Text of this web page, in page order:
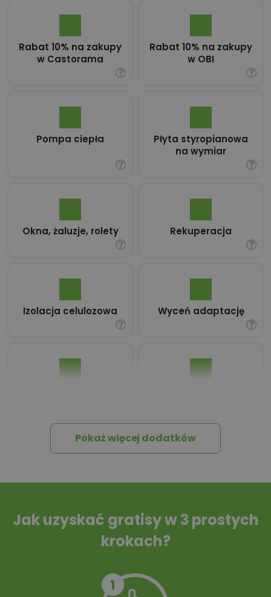
Rabat 10% na zakupy
w Castorama
Rabat 10% na zakupy
w OBI
Pompa ciepła
Płyta styropianowa
na wymiar
Okna, żaluzje, rolety Rekuperacja
Izolacja celulozowa Wyceń adaptację
Tablica informacyjna
Przydomowa
10 projektów małej
Pokaż więcej dodatków
Jak uzyskać gratisy w 3 prostych
krokach?